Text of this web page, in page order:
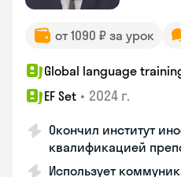
от 1090 ₽ за урок
Global language
EF Set • 2024 г.
Окончил институт
квалификацией
Использует